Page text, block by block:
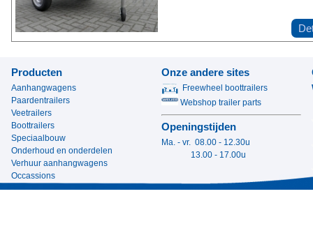
Producten
Aanhangwagens
Paardentrailers
Veetrailers
Boottrailers
Speciaalbouw
Onderhoud en onderdelen
Verhuur aanhangwagens
Occassions
Onze andere sites
Freewheel boottrailers
Webshop trailer parts
Openingstijden
Ma. - vr. 08.00 - 12.30u
13.00 - 17.00u